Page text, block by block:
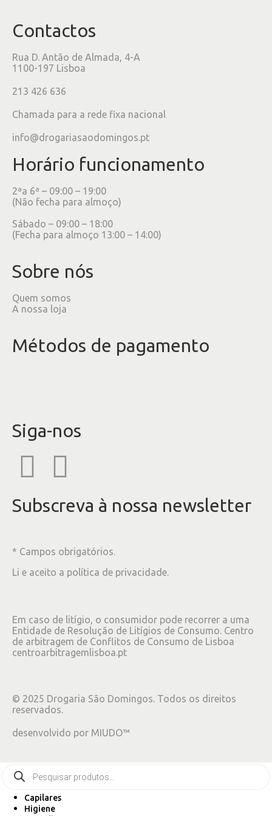
Contactos
Rua D. Antão de Almada, 4-A
1100-197 Lisboa
213 426 636
Chamada para a rede fixa nacional
info@drogariasaodomingos.pt
Horário funcionamento
2ªa 6ª – 09:00 – 19:00
(Não fecha para almoço)
Sábado – 09:00 – 18:00
(Fecha para almoço 13:00 – 14:00)
Sobre nós
Quem somos
A nossa loja
Métodos de pagamento
Siga-nos
Subscreva à nossa newsletter
* Campos obrigatórios.
Li e aceito a política de privacidade.
Em caso de litígio, o consumidor pode recorrer a uma
Entidade de Resolução de Litígios de Consumo. Centro
de arbitragem de Conflitos de Consumo de Lisboa
centroarbitragemlisboa.pt
© 2025 Drogaria São Domingos. Todos os direitos
reservados.
desenvolvido por MIUDO™
Capilares
Higiene